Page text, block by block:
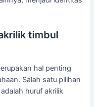
timbul
hal penting
Salah satu pilihan
huruf akrilik